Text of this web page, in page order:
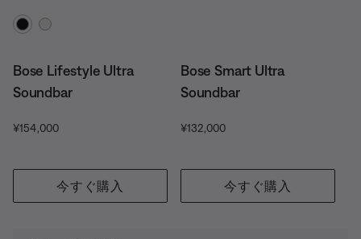
カラーの選択
Bose Lifestyle Ultra
Soundbar
価格:
¥154,000
今すぐ購入
Bose Smart Ultra
Soundbar
現在の価格:
¥132,000
今すぐ購入